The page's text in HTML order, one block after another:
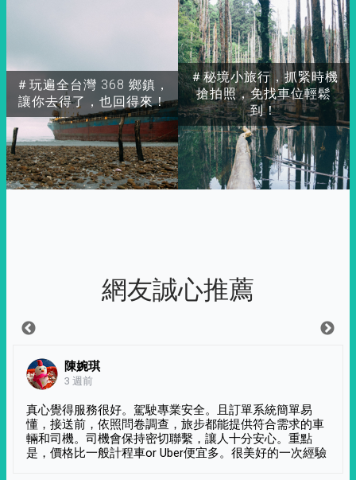
＃玩遍全台灣 368 鄉鎮，
讓你去得了，也回得來！
＃秘境小旅行，抓緊時機
搶拍照，免找車位輕鬆
到！
網友誠心推薦
陳婉琪
3 週前
真心覺得服務很好。駕駛專業安全。且訂單系統簡單易
懂，接送前，依照問卷調查，旅步都能提供符合需求的車
輛和司機。司機會保持密切聯繫，讓人十分安心。重點
是，價格比一般計程車or Uber便宜多。很美好的一次經驗